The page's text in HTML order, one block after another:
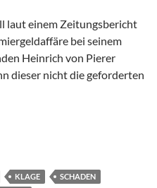
laut einem Zeitungsbericht
bei seinem
Heinrich von Pierer
dieser nicht die geforderten
KLAGE
SCHADEN